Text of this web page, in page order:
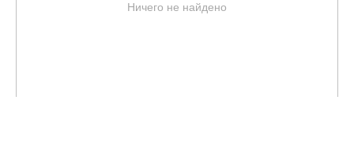
Ничего не найдено